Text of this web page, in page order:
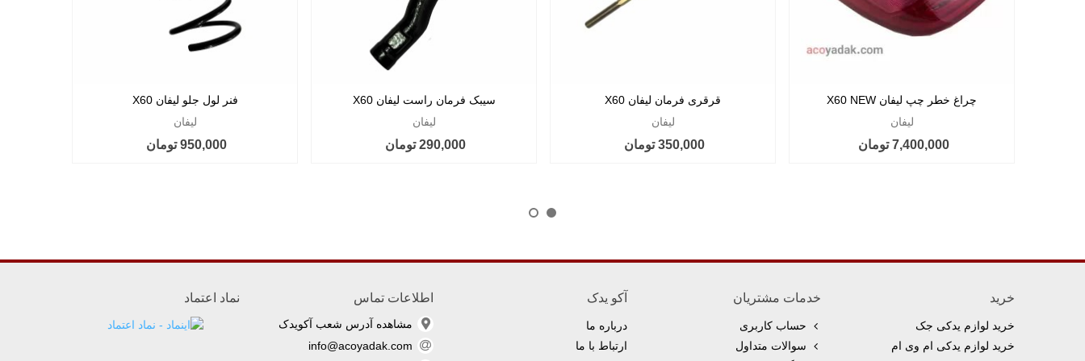
چراغ خطر چپ لیفان X60 NEW
لیفان
7,400,000 تومان
قرقری فرمان لیفان X60
لیفان
350,000 تومان
سیبک فرمان راست لیفان X60
لیفان
290,000 تومان
فنر لول جلو لیفان X60
لیفان
950,000 تومان
خرید
خرید لوازم یدکی جک
خرید لوازم یدکی ام وی ام
خدمات مشتریان
حساب کاربری
سوالات متداول
آکو یدک
درباره ما
ارتباط با ما
اطلاعات تماس
مشاهده آدرس شعب آکویدک
info@acoyadak.com
نماد اعتماد